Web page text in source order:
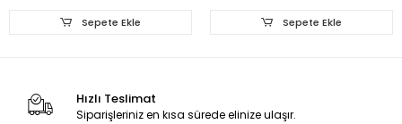
Sepete Ekle Sepete Ekle
Hızlı Teslimat
Siparişleriniz en kısa sürede elinize ulaşır.